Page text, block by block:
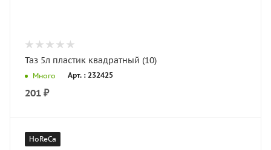
Таз 5л пластик квадратный (10)
Много Арт. : 232425
201 ₽
HoReCa